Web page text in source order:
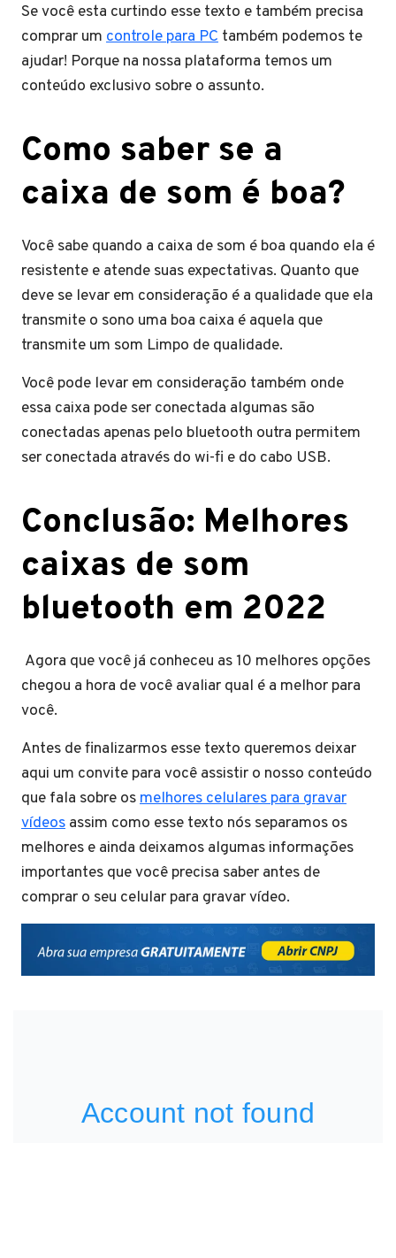
Se você esta curtindo esse texto e também precisa
comprar um controle para PC também podemos te
ajudar! Porque na nossa plataforma temos um
conteúdo exclusivo sobre o assunto.
Como saber se a
caixa de som é boa?
Você sabe quando a caixa de som é boa quando ela é
resistente e atende suas expectativas. Quanto que
deve se levar em consideração é a qualidade que ela
transmite o sono uma boa caixa é aquela que
transmite um som Limpo de qualidade.
Você pode levar em consideração também onde
essa caixa pode ser conectada algumas são
conectadas apenas pelo bluetooth outra permitem
ser conectada através do wi-fi e do cabo USB.
Conclusão: Melhores
caixas de som
bluetooth em 2022
Agora que você já conheceu as 10 melhores opções
chegou a hora de você avaliar qual é a melhor para
você.
Antes de finalizarmos esse texto queremos deixar
aqui um convite para você assistir o nosso conteúdo
que fala sobre osmelhores celulares para gravar
vídeos assim como esse texto nós separamos os
melhores e ainda deixamos algumas informações
importantes que você precisa saber antes de
comprar o seu celular para gravar vídeo.